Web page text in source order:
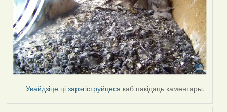
Увайдзіце цізарэгіструйцеся каб пакідаць каментары.